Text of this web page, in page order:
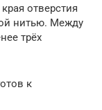
отверстия
нитью. Между
трёх
к